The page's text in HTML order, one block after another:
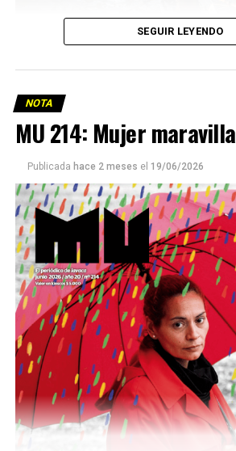
Este número 215 de MU ☝️viene con
podría ser una frase:
Sin chamuyo, a
Descargar la Mu en PDF
SEGUIR LEYENDO
NOTA
MU 214: Mujer maravilla
Publicada hace 2 meses el 19/06/2026